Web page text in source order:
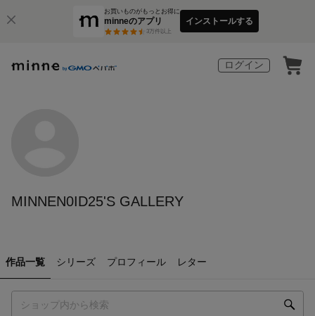
お買いものがもっとお得に
minneのアプリ
3万件以上
インストールする
ログイン
MINNEN0ID25'S GALLERY
作品一覧 シリーズ プロフィール レター